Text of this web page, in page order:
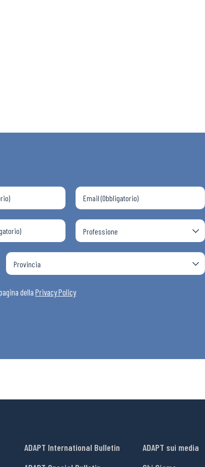
della Privacy Policy
ADAPT International Bulletin
ADAPT sui media